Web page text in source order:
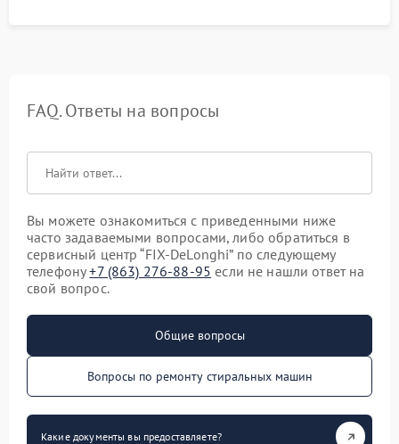
FAQ. Ответы на вопросы
Вы можете ознакомиться с приведенными ниже
часто задаваемыми вопросами, либо обратиться в
сервисный центр “FIX-DeLonghi” по следующему
телефону+7 (863) 276-88-95 если не нашли ответ на
свой вопрос.
Общие вопросы
Вопросы по ремонту стиральных машин
Какие документы вы предоставляете?